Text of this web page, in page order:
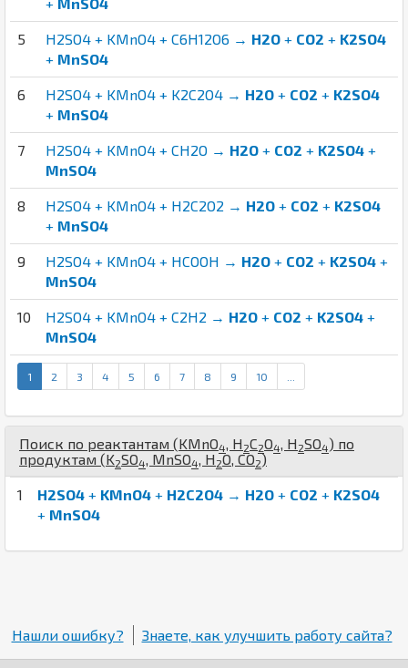
+ MnSO4
5 H2SO4 + KMnO4 + C6H12O6 → H2O + CO2 + K2SO4
+ MnSO4
6 H2SO4 + KMnO4 + K2C2O4 → H2O + CO2 + K2SO4
+ MnSO4
7 H2SO4 + KMnO4 + CH2O → H2O + CO2 + K2SO4 +
MnSO4
8 H2SO4 + KMnO4 + H2C2O2 → H2O + CO2 + K2SO4
+ MnSO4
9 H2SO4 + KMnO4 + HCOOH → H2O + CO2 + K2SO4 +
MnSO4
10 H2SO4 + KMnO4 + C2H2 → H2O + CO2 + K2SO4 +
MnSO4
1 2 3 4 5 6 7 8 9 10
Поиск по реактантам (KMnO4, H 2C2O4, H 2SO4) по
продуктам (K2SO4, MnSO4, H 2O, CO2)
1 H2SO4 + KMnO4 + H2C2O4 → H2O + CO2 + K2SO4
+ MnSO4
Нашли ошибку? Знаете, как улучшить работу сайта?